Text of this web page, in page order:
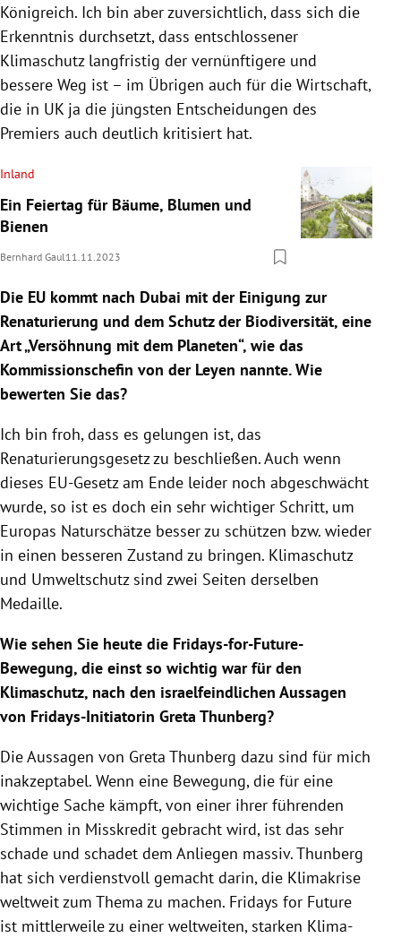
Königreich. Ich bin aber zuversichtlich, dass sich die
Erkenntnis durchsetzt, dass entschlossener
Klimaschutz langfristig der vernünftigere und
bessere Weg ist – im Übrigen auch für die Wirtschaft,
die in UK ja die jüngsten Entscheidungen des
Premiers auch deutlich kritisiert hat.
Inland
Ein Feiertag für Bäume, Blumen und
Bienen
Bernhard Gaul11.11.2023
Die EU kommt nach Dubai mit der Einigung zur
Renaturierung und dem Schutz der Biodiversität, eine
Art „Versöhnung mit dem Planeten“, wie das
Kommissionschefin von der Leyen nannte. Wie
bewerten Sie das?
Ich bin froh, dass es gelungen ist, das
Renaturierungsgesetz zu beschließen. Auch wenn
dieses EU-Gesetz am Ende leider noch abgeschwächt
wurde, so ist es doch ein sehr wichtiger Schritt, um
Europas Naturschätze besser zu schützen bzw. wieder
in einen besseren Zustand zu bringen. Klimaschutz
und Umweltschutz sind zwei Seiten derselben
Medaille.
Wie sehen Sie heute die Fridays-for-Future-
Bewegung, die einst so wichtig war für den
Klimaschutz, nach den israelfeindlichen Aussagen
von Fridays-Initiatorin Greta Thunberg?
Die Aussagen von Greta Thunberg dazu sind für mich
inakzeptabel. Wenn eine Bewegung, die für eine
wichtige Sache kämpft, von einer ihrer führenden
Stimmen in Misskredit gebracht wird, ist das sehr
schade und schadet dem Anliegen massiv. Thunberg
hat sich verdienstvoll gemacht darin, die Klimakrise
weltweit zum Thema zu machen. Fridays for Future
ist mittlerweile zu einer weltweiten, starken Klima-